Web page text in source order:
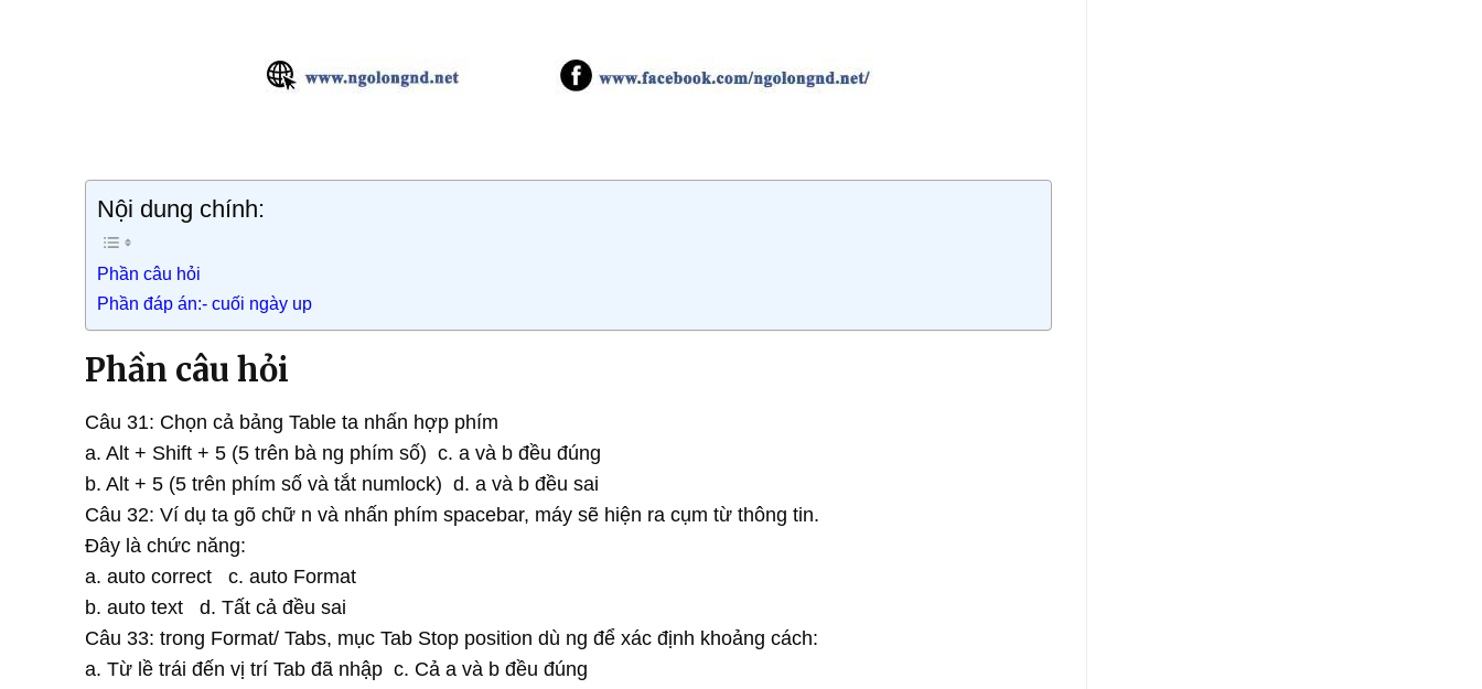
Nội dung chính:
Phần câu hỏi
Phần đáp án:- cuối ngày up
Phần câu hỏi
Câu 31: Chọn cả bảng Table ta nhấn hợp phím
a. Alt + Shift + 5 (5 trên bà ng phím số) c. a và b đều đúng
b. Alt + 5 (5 trên phím số và tắt numlock) d. a và b đều sai
Câu 32: Ví dụ ta gõ chữ n và nhấn phím spacebar, máy sẽ hiện ra cụm từ thông tin.
Đây là chức năng:
a. auto correct c. auto Format
b. auto text d. Tất cả đều sai
Câu 33: trong Format/ Tabs, mục Tab Stop position dù ng để xác định khoảng cách:
a. Từ lề trái đến vị trí Tab đã nhập c. Cả a và b đều đúng